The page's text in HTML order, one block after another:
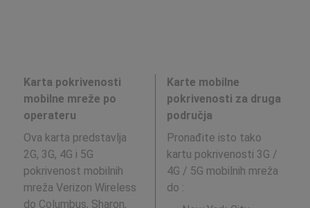
Karta pokrivenosti
mobilne mreže po
operateru
Ova karta predstavlja
2G, 3G, 4G i 5G
pokrivenost mobilnih
mreža Verizon Wireless
do Columbus, Sharon,
Karte mobilne
pokrivenosti za druga
područja
Pronađite isto tako
kartu pokrivenosti 3G /
4G / 5G mobilnih mreža
do :